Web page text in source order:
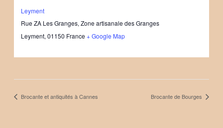
Leyment
Rue ZA Les Granges, Zone artisanale des Granges
Leyment, 01150 France + Google Map
Brocante et antiquités à Cannes Brocante de Bourges